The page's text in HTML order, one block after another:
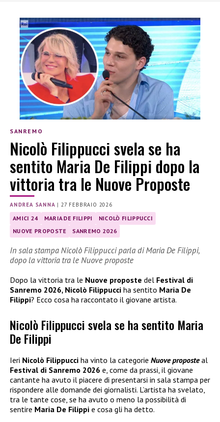
SANREMO
Nicolò Filippucci svela se ha
sentito Maria De Filippi dopo la
vittoria tra le Nuove Proposte
ANDREA SANNA | 27 FEBBRAIO 2026
AMICI 24 MARIA DE FILIPPI
NICOLÒ FILIPPUCCI
NUOVE PROPOSTE
SANREMO 2026
In sala stampa Nicolò Filippucci parla di Maria De Filippi,
dopo la vittoria tra le Nuove proposte
Dopo la vittoria tra le Nuove proposte del Festival di
Sanremo 2026, Nicolò Filippucci ha sentito Maria De
Filippi? Ecco cosa ha raccontato il giovane artista.
Nicolò Filippucci svela se ha sentito Maria
De Filippi
Ieri Nicolò Filippucci ha vinto la categorie Nuove proposteal
Festival di Sanremo 2026 e, come da prassi, il giovane
cantante ha avuto il piacere di presentarsi in sala stampa per
rispondere alle domande dei giornalisti. L’artista ha svelato,
tra le tante cose, se ha avuto o meno la possibilità di
sentire Maria De Filippi e cosa gli ha detto.